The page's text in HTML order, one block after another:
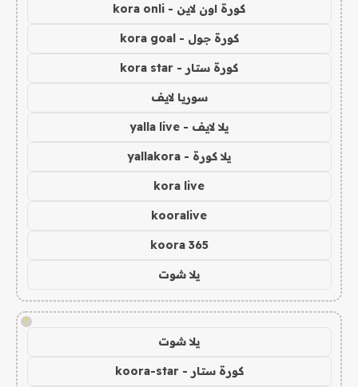
كورة اون لاين - kora onli
كورة جول - kora goal
كورة ستار - kora star
سوريا لايف
يلا لايف - yalla live
يلا كورة - yallakora
kora live
kooralive
koora 365
يلا شوت
!
يلا شوت
كورة ستار - koora-star